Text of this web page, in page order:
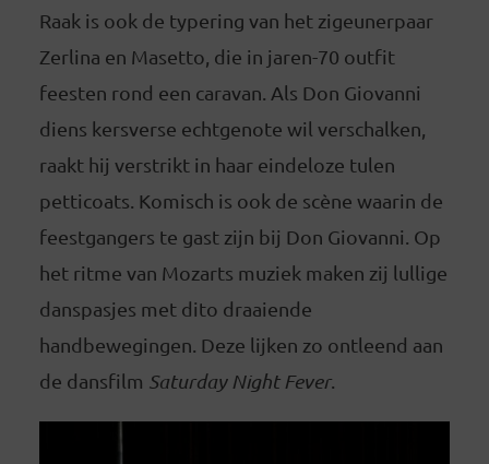
Raak is ook de typering van het zigeunerpaar
Zerlina en Masetto, die in jaren-70 outfit
feesten rond een caravan. Als Don Giovanni
diens kersverse echtgenote wil verschalken,
raakt hij verstrikt in haar eindeloze tulen
petticoats. Komisch is ook de scène waarin de
feestgangers te gast zijn bij Don Giovanni. Op
het ritme van Mozarts muziek maken zij lullige
danspasjes met dito draaiende
handbewegingen. Deze lijken zo ontleend aan
de dansfilm Saturday Night Fever.